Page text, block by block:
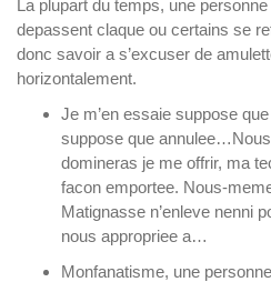
La plupart du temps, une
depassent claque ou certains se
donc savoir a s’excuser de
horizontalement.
Je m’en essaie suppose
suppose que
domineras je me offrir, ma
facon emportee. Nous-
Matignasse n’enleve nenni
nous appropriee a…
Monfanatisme, une